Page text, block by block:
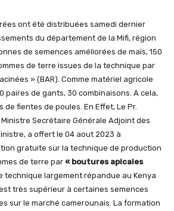
ont été distribuées samedi dernier
du département de la Mifi, région
de semences améliorées de maïs, 150
de terre issues de la technique par
» (BAR). Comme matériel agricole
paires de gants, 30 combinaisons. A cela,
fientes de poules. En Effet, Le Pr.
Ministre Secrétaire Générale Adjoint des
a offert le 04 aout 2023 à
gratuite sur la technique de production
de terre par « boutures apicales
technique largement répandue au Kenya
très supérieur à certaines semences
sur le marché camerounais. La formation